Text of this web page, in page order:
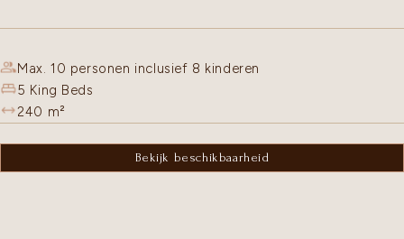
Max. 10 personen inclusief 8 kinderen
5 King Beds
240 m²
Bekijk beschikbaarheid